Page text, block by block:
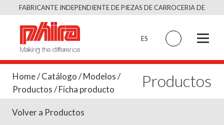
Saltar
FABRICANTE INDEPENDIENTE DE PIEZAS DE CARROCERIA DE
CALIDAD EQUIVALENTE AL ORIGINAL
ES
Home/Catálogo/Modelos/
Productos/ Ficha producto Productos
Volver a Productos